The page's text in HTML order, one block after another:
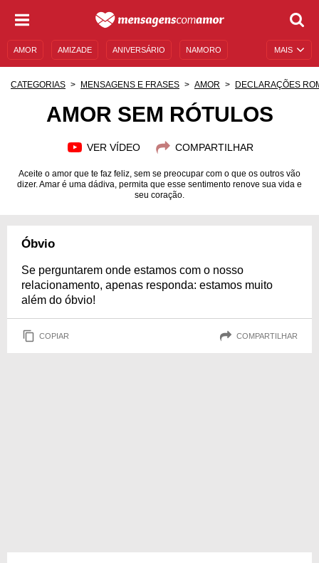
MAIS
AMOR AMIZADE ANIVERSÁRIO NAMORO
DESCULPAS
CATEGORIAS MENSAGENS E FRASES AMOR DECLARAÇÕES
AMOR SEM RÓTULOS
VER VÍDEO COMPARTILHAR
Aceite o amor que te faz feliz, sem se preocupar com o que os outros vão
dizer. Amar é uma dádiva, permita que esse sentimento renove sua vida e
seu coração.
Óbvio
Se perguntarem onde estamos com o nosso
relacionamento, apenas responda: estamos muito
além do óbvio!
COPIAR COMPARTILHAR